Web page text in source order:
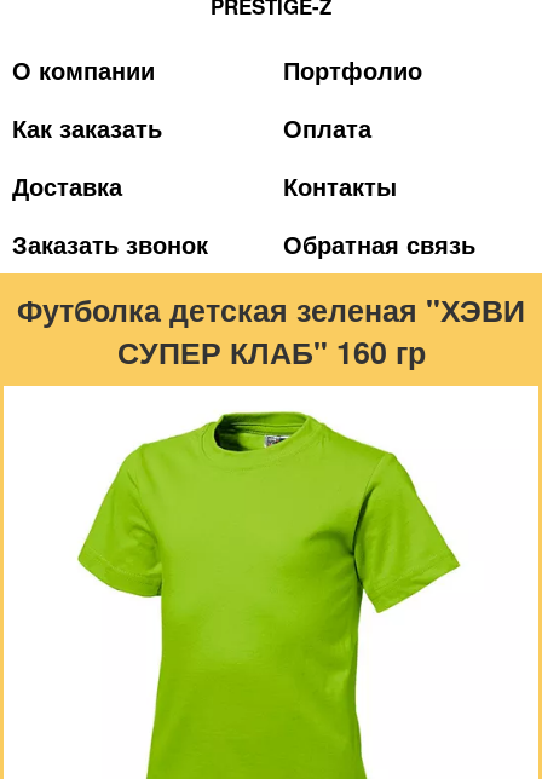
PRESTIGE-Z
О компании
Портфолио
Как заказать
Оплата
Доставка
Контакты
Заказать звонок
Обратная связь
Футболка детская зеленая "ХЭВИ
СУПЕР КЛАБ" 160 гр